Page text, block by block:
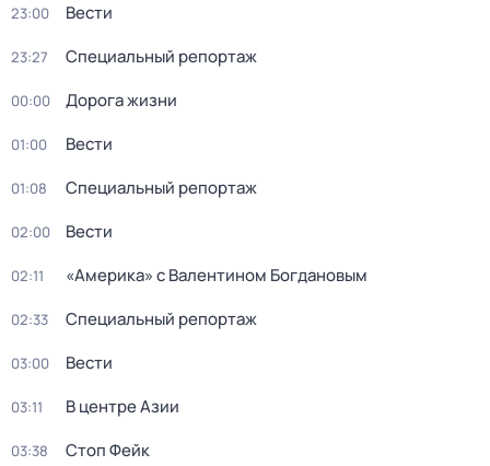
23:00 Вести
23:27 Специальный репортаж
00:00 Дорога жизни
01:00 Вести
01:08 Специальный репортаж
02:00 Вести
02:11 «Америка» с Валентином Богдановым
02:33 Специальный репортаж
03:00 Вести
03:11 В центре Азии
03:38 Стоп Фейк